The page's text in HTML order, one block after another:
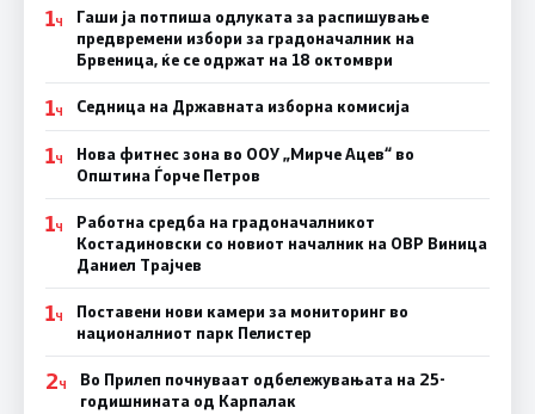
1Ч
Гаши ја потпиша одлуката за распишување
предвремени избори за градоначалник на
Брвеница, ќе се одржат на 18 октомври
1Ч Седница на Државната изборна комисија
1Ч
Нова фитнес зона во ООУ „Мирче Ацев“ во
Општина Ѓорче Петров
1Ч
Работна средба на градоначалникот
Костадиновски со новиот началник на ОВР Виница
Даниел Трајчев
1Ч
Поставени нови камери за мониторинг во
националниот парк Пелистер
2Ч
Во Прилеп почнуваат одбележувањата на 25-
годишнината од Карпалак